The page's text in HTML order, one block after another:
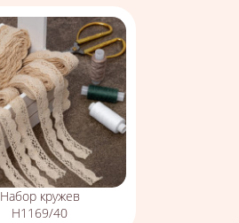
Набор кружев
Н1169/40